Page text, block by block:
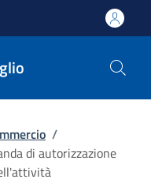
/
di autorizzazione